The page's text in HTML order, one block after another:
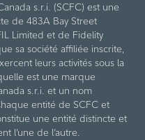
s.r.i. (SCFC) est une
de 483A Bay Street
Limited et de Fidelity
sa société affiliée inscrite,
leurs activités sous la
est une marque
s.r.i. et un nom
entité de SCFC et
une entité distincte et
l’une de l’autre.